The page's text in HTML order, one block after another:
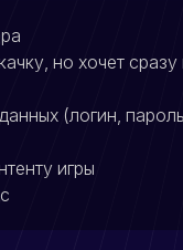
но хочет
(логин,
игры